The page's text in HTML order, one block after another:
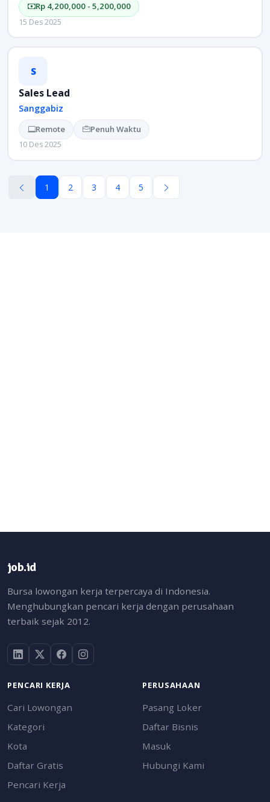
Rp 4,200,000 - 5,200,000
15 Des 2025
S
Sales Lead
Sanggabiz
Remote Penuh Waktu
10 Des 2025
1 2 3 4 5
job.id
Bursa lowongan kerja terpercaya di Indonesia.
Menghubungkan pencari kerja dengan perusahaan
terbaik sejak 2012.
PENCARI KERJA
Cari Lowongan
Kategori
Kota
Daftar Gratis
Pencari Kerja
PERUSAHAAN
Pasang Loker
Daftar Bisnis
Masuk
Hubungi Kami